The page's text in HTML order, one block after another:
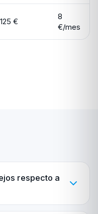
125 €
8
€/mes
respecto a